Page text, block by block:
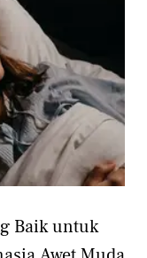
Baik untuk